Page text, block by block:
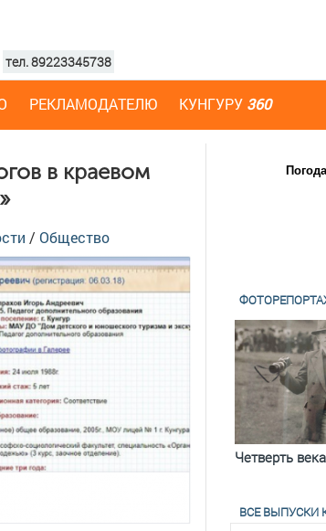
тел. 89223345738
РЕКЛАМОДАТЕЛЮ КУНГУРУ 360
в краевом
/ Общество
По итогам первой пятилетки Четверть
ВСЕ ВЫПУСКИ